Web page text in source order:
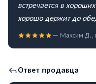
встречается в
хорошо держит до
— Максим Д.,
Ответ продавца